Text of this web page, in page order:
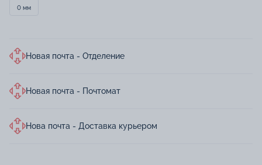
0 мм
Новая почта - Отделение
Новая почта - Почтомат
Нова почта - Доставка курьером